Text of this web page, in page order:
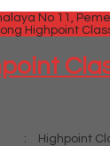
No 11,
Highpoint
:
Highpoint